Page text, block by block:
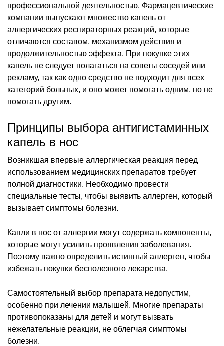
профессиональной деятельностью. Фармацевтические
компании выпускают множество капель от
аллергических респираторных реакций, которые
отличаются составом, механизмом действия и
продолжительностью эффекта. При покупке этих
капель не следует полагаться на советы соседей или
рекламу, так как одно средство не подходит для всех
категорий больных, и оно может помогать одним, но не
помогать другим.
Принципы выбора антигистаминных
капель в нос
Возникшая впервые аллергическая реакция перед
использованием медицинских препаратов требует
полной диагностики. Необходимо провести
специальные тесты, чтобы выявить аллерген, который
вызывает симптомы болезни.
Капли в нос от аллергии могут содержать компоненты,
которые могут усилить проявления заболевания.
Поэтому важно определить истинный аллерген, чтобы
избежать покупки бесполезного лекарства.
Самостоятельный выбор препарата недопустим,
особенно при лечении малышей. Многие препараты
противопоказаны для детей и могут вызвать
нежелательные реакции, не облегчая симптомы
болезни.